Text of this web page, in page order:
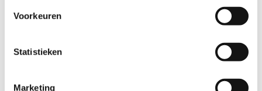
Voorkeuren
Statistieken
Marketing
Speciaal voor u geselecteerd van Jong belegen , Belegen tot Oud